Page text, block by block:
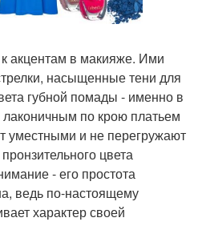
акцентам в макияже. Ими
насыщенные тени для
губной помады - именно в
по крою платьем
уместными и не перегружают
цвета
- его простота
ведь по-настоящему
характер своей